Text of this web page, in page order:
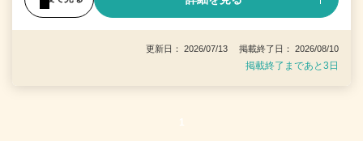
更新日： 2026/07/13 掲載終了日： 2026/08/10
掲載終了まであと3日
1